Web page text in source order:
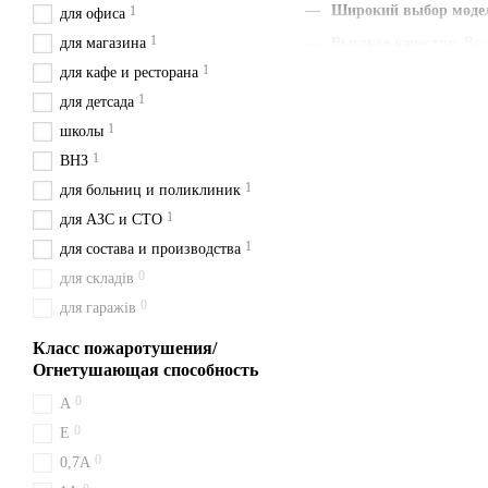
Широкий выбор
для офиса 1
для магазина 1
для кафе и ресторана 1
для детсада 1
школы 1
ВНЗ 1
для больниц и поликлиник 1
для АЗС и СТО 1
для состава и производства 1
для складів 0
для гаражів 0
Класс пожаротушения/
Огнетушающая способность
A 0
Е 0
0,7А 0